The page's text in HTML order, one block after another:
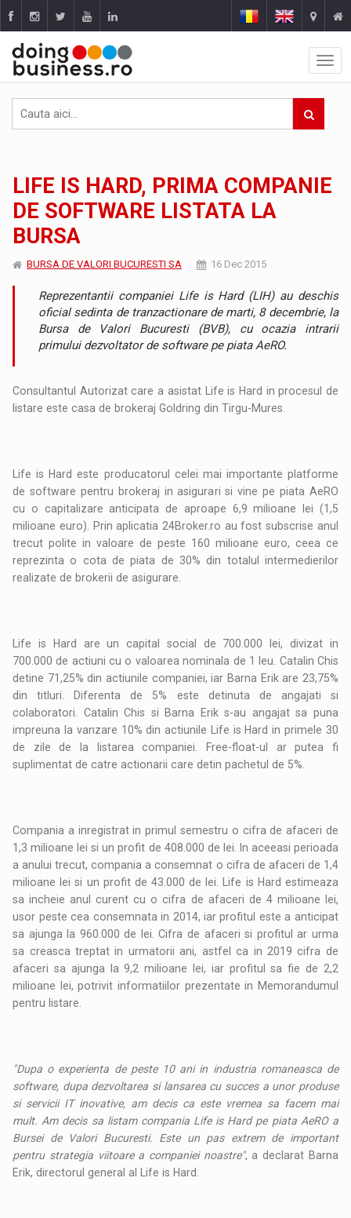
LIFE IS HARD, PRIMA COMPANIE
DE SOFTWARE LISTATA LA
BURSA
BURSA DE VALORI BUCURESTI SA 16 Dec 2015
Reprezentantii companiei Life is Hard (LIH) au deschis
oficial sedinta de tranzactionare de marti, 8 decembrie, la
Bursa de Valori Bucuresti (BVB), cu ocazia intrarii
primului dezvoltator de software pe piata AeRO.
Consultantul Autorizat care a asistat Life is Hard in procesul de
listare este casa de brokeraj Goldring din Tirgu-Mures.
Life is Hard este producatorul celei mai importante platforme
de software pentru brokeraj in asigurari si vine pe piata AeRO
cu o capitalizare anticipata de aproape 6,9 milioane lei (1,5
milioane euro). Prin aplicatia 24Broker.ro au fost subscrise anul
trecut polite in valoare de peste 160 milioane euro, ceea ce
reprezinta o cota de piata de 30% din totalul intermedierilor
realizate de brokerii de asigurare.
Life is Hard are un capital social de 700.000 lei, divizat in
700.000 de actiuni cu o valoarea nominala de 1 leu. Catalin Chis
detine 71,25% din actiunile companiei, iar Barna Erik are 23,75%
din titluri. Diferenta de 5% este detinuta de angajati si
colaboratori. Catalin Chis si Barna Erik s-au angajat sa puna
impreuna la vanzare 10% din actiunile Life is Hard in primele 30
de zile de la listarea companiei. Free-float-ul ar putea fi
suplimentat de catre actionarii care detin pachetul de 5%.
Compania a inregistrat in primul semestru o cifra de afaceri de
1,3 milioane lei si un profit de 408.000 de lei. In aceeasi perioada
a anului trecut, compania a consemnat o cifra de afaceri de 1,4
milioane lei si un profit de 43.000 de lei. Life is Hard estimeaza
sa incheie anul curent cu o cifra de afaceri de 4 milioane lei,
usor peste cea consemnata in 2014, iar profitul este a anticipat
sa ajunga la 960.000 de lei. Cifra de afaceri si profitul ar urma
sa creasca treptat in urmatorii ani, astfel ca in 2019 cifra de
afaceri sa ajunga la 9,2 milioane lei, iar profitul sa fie de 2,2
milioane lei, potrivit informatiilor prezentate in Memorandumul
pentru listare.
"Dupa o experienta de peste 10 ani in industria romaneasca de
software, dupa dezvoltarea si lansarea cu succes a unor produse
si servicii IT inovative, am decis ca este vremea sa facem mai
mult. Am decis sa listam compania Life is Hard pe piata AeRO a
Bursei de Valori Bucuresti. Este un pas extrem de important
pentru strategia viitoare a companiei noastre", a declarat Barna
Erik, directorul general al Life is Hard.